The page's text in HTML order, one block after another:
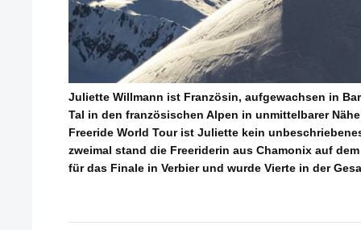
Juliette Willmann ist Französin, aufgewachsen in
Tal in den französischen Alpen in unmittelbarer
Freeride World Tour ist Juliette kein
zweimal stand die Freeriderin aus Chamonix auf
für das Finale in Verbier und wurde Vierte in der